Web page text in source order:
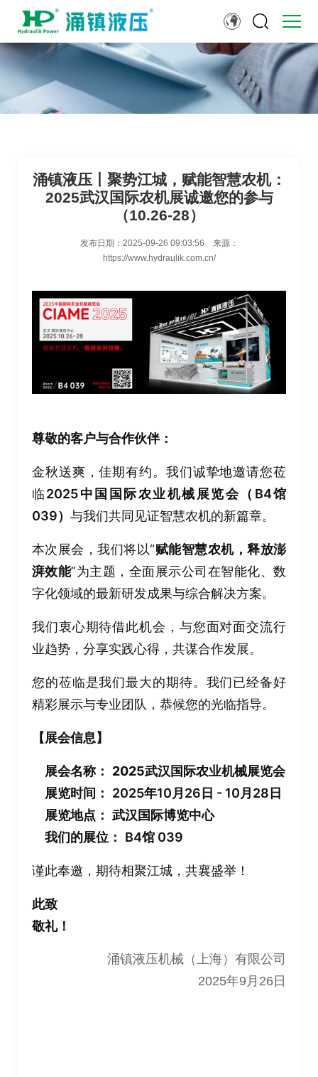
涌镇液压丨聚势江城，赋能智慧农机：
2025武汉国际农机展诚邀您的参与
（10.26-28）
发布日期： 2025-09-26 09:03:56
来源：
https://www.hydraulik.com.cn/
尊敬的客户与合作伙伴：
金秋送爽，佳期有约。我们诚挚地邀请您莅
临2025中国国际农业机械展览会（B4馆
039） 与我们共同见证智慧农机的新篇章。
本次展会，我们将以“赋能智慧农机，释放澎
湃效能”为主题，全面展示公司在智能化、数
字化领域的最新研发成果与综合解决方案。
我们衷心期待借此机会，与您面对面交流行
业趋势，分享实践心得，共谋合作发展。
您的莅临是我们最大的期待。我们已经备好
精彩展示与专业团队，恭候您的光临指导。
【展会信息】
展会名称：
2025武汉国际农业机械展览会
展览时间：
2025年10月26日 - 10月28日
展览地点： 武汉国际博览中心
我们的展位：
B4馆 039
谨此奉邀，期待相聚江城，共襄盛举！
此致
敬礼！
涌镇液压机械（上海）有限公司
2025年9月26日